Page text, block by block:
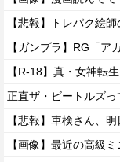
正直ザ・ビートルズ
【画像】最近の高級